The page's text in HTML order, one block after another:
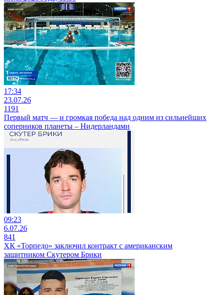
17:34
23.07.26
1191
Первый матч — и громкая победа над одним из сильнейших
соперников планеты – Нидерландами
09:23
6.07.26
841
ХК «Торпедо» заключил контракт с американским
защитником Скутером Брики